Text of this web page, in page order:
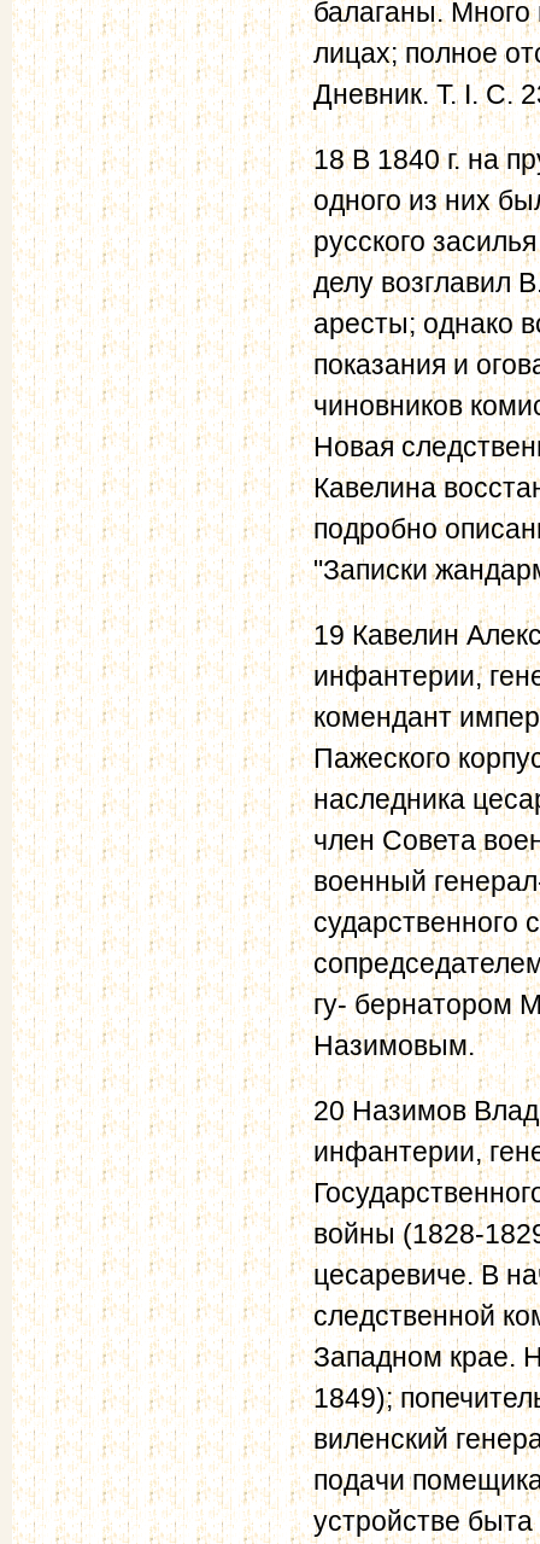
балаганы.
лицах; полное
Дневник. Т. I. С.
18 В 1840 г. на
одного из них
русского
делу возглавил
аресты; однако
показания и
чиновников
Новая
Кавелина
подробно
"Записки
19 Кавелин
инфантерии,
комендант
Пажеского
наследника
член Совета
военный
сударственного
гу- бернатором
Назимовым.
20 Назимов
инфантерии,
войны (1828-
цесаревиче. В
следственной
Западном крае.
1849);
виленский
подачи
устройстве